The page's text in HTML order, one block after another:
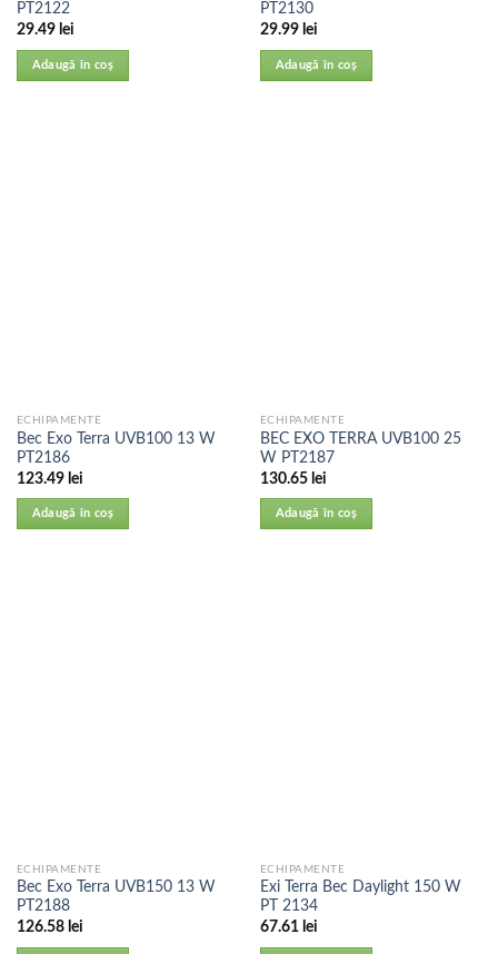
PT2122
29.49 lei
Adaugă în coș
PT2130
29.99 lei
Adaugă în coș
ECHIPAMENTE
Bec Exo Terra UVB100 13 W
PT2186
123.49 lei
Adaugă în coș
ECHIPAMENTE
BEC EXO TERRA UVB100 25
W PT2187
130.65 lei
Adaugă în coș
ECHIPAMENTE
Bec Exo Terra UVB150 13 W
PT2188
126.58 lei
ECHIPAMENTE
Exi Terra Bec Daylight 150 W
PT 2134
67.61 lei